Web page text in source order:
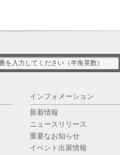
インフォメーション
新着情報
ニュースリリース
重要なお知らせ
イベント出展情報